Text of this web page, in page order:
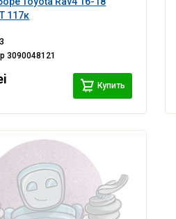
117к
3090048121
Купить